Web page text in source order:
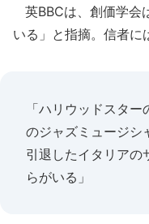
英BBCは、創価学会
いる」と指摘。信者に
「ハリウッドスタ
のジャズミュージシ
引退したイタリアの
らがいる」